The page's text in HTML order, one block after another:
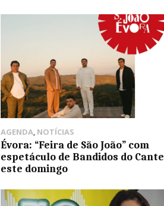
AGENDA NOTÍCIAS
Évora: “Feira de São João” com
espetáculo de Bandidos do Cante
este domingo